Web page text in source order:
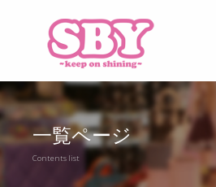
一覧ページ
Contents list